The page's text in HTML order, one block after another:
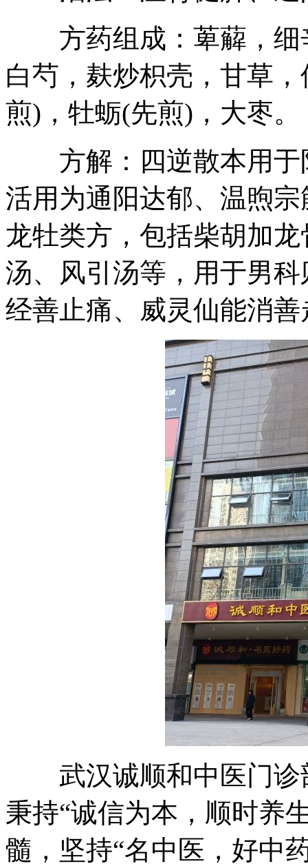
方药组成：萆薢，细
白芍，麸炒枳壳，甘草
煎)，牡蛎(先煎)，大枣。
方解：四逆散本用于
活用为通阳达郁、温煦
龙牡类方，包括柴胡加
汤、风引汤等，用于男
经善止痛、威灵仙能消
武汉诚顺和中医门诊
秉持“诚信为本，顺时养
髓，坚持“名中医，好中